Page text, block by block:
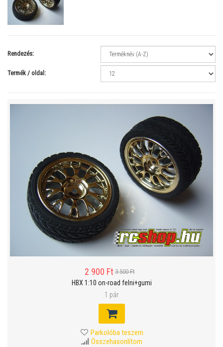
Rendezés:
Termék / oldal:
2 900 Ft 3 500 Ft
HBX 1:10 on-road felni+gumi
1 pár
Parkolóba teszem
Összehasonlítom